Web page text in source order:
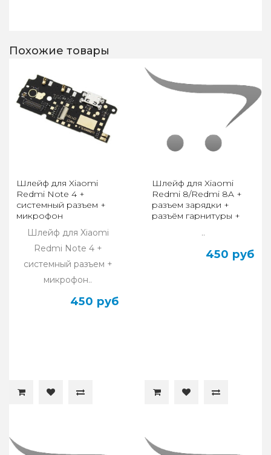
Похожие товары
Шлейф для Xiaomi
Redmi Note 4 +
системный разъем +
микрофон
Шлейф для Xiaomi
Redmi Note 4 +
системный разъем +
микрофон..
450 руб
Шлейф для Xiaomi
Redmi 8/Redmi 8A +
разъем зарядки +
разъём гарнитуры +
..
450 руб